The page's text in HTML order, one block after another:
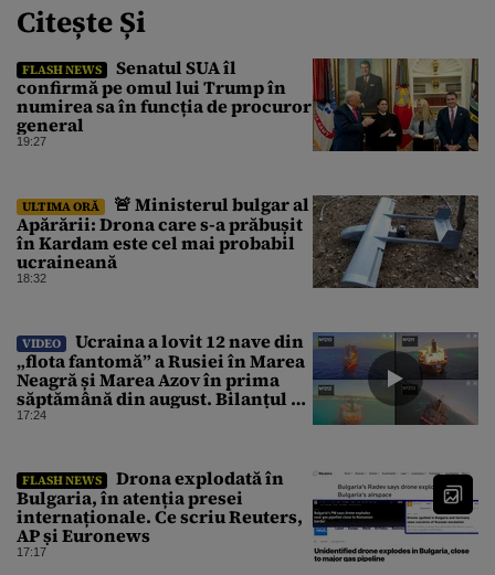
Citește Și
FLASH NEWS
Senatul SUA îl
confirmă pe omul lui Trump în
numirea sa în funcția de procuror
general
19:27
ULTIMA ORĂ
🚨 Ministerul bulgar al
Apărării: Drona care s-a prăbușit
în Kardam este cel mai probabil
ucraineană
18:32
VIDEO
Ucraina a lovit 12 nave din
„flota fantomă” a Rusiei în Marea
Neagră și Marea Azov în prima
săptămână din august. Bilanțul a
ajuns la 218
17:24
FLASH NEWS
Drona explodată în
Bulgaria, în atenția presei
internaționale. Ce scriu Reuters,
AP și Euronews
17:17